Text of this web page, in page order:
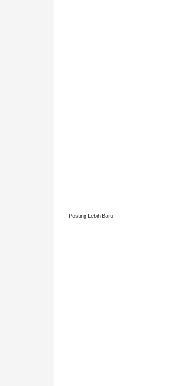
Posting Lebih Baru